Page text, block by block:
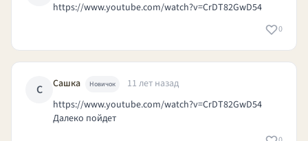
https://www.youtube.com/watch?v=CrDT82GwD54
0
С Сашка Новичок
11 лет назад
https://www.youtube.com/watch?v=CrDT82GwD54
Далеко пойдет